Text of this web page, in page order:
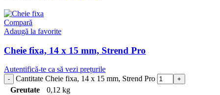
Compară
Adaugă la favorite
Cheie fixa, 14 x 15 mm, Strend Pro
Autentifică-te ca să vezi prețurile
Cantitate Cheie fixa, 14 x 15 mm, Strend Pro
Greutate
0,12 kg